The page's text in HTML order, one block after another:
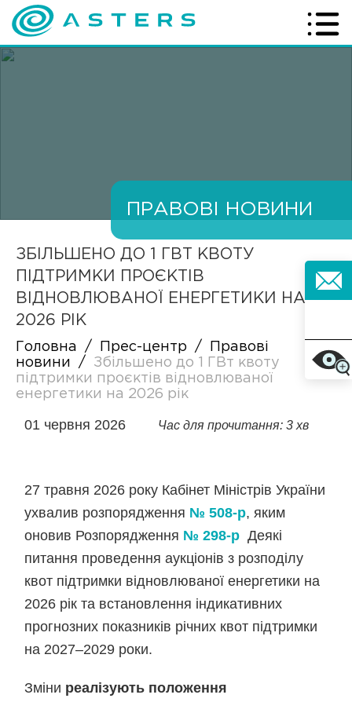
ПРАВОВІ НОВИНИ
ЗБІЛЬШЕНО ДО 1 ГВТ КВОТУ
ПІДТРИМКИ ПРОЄКТІВ
ВІДНОВЛЮВАНОЇ ЕНЕРГЕТИКИ НА
2026 РІК
Головна / Прес-центр /
Правові
новини
/
Збільшено до 1 ГВт квоту
підтримки проєктів відновлюваної
енергетики на 2026 рік
01 червня 2026 Час для прочитання: 3 хв
27 травня 2026 року Кабінет Міністрів України
ухвалив розпорядження № 508-р, яким
оновив Розпорядження № 298-р Деякі
питання проведення аукціонів з розподілу
квот підтримки відновлюваної енергетики на
2026 рік та встановлення індикативних
прогнозних показників річних квот підтримки
на 2027–2029 роки.
Зміни реалізують положення